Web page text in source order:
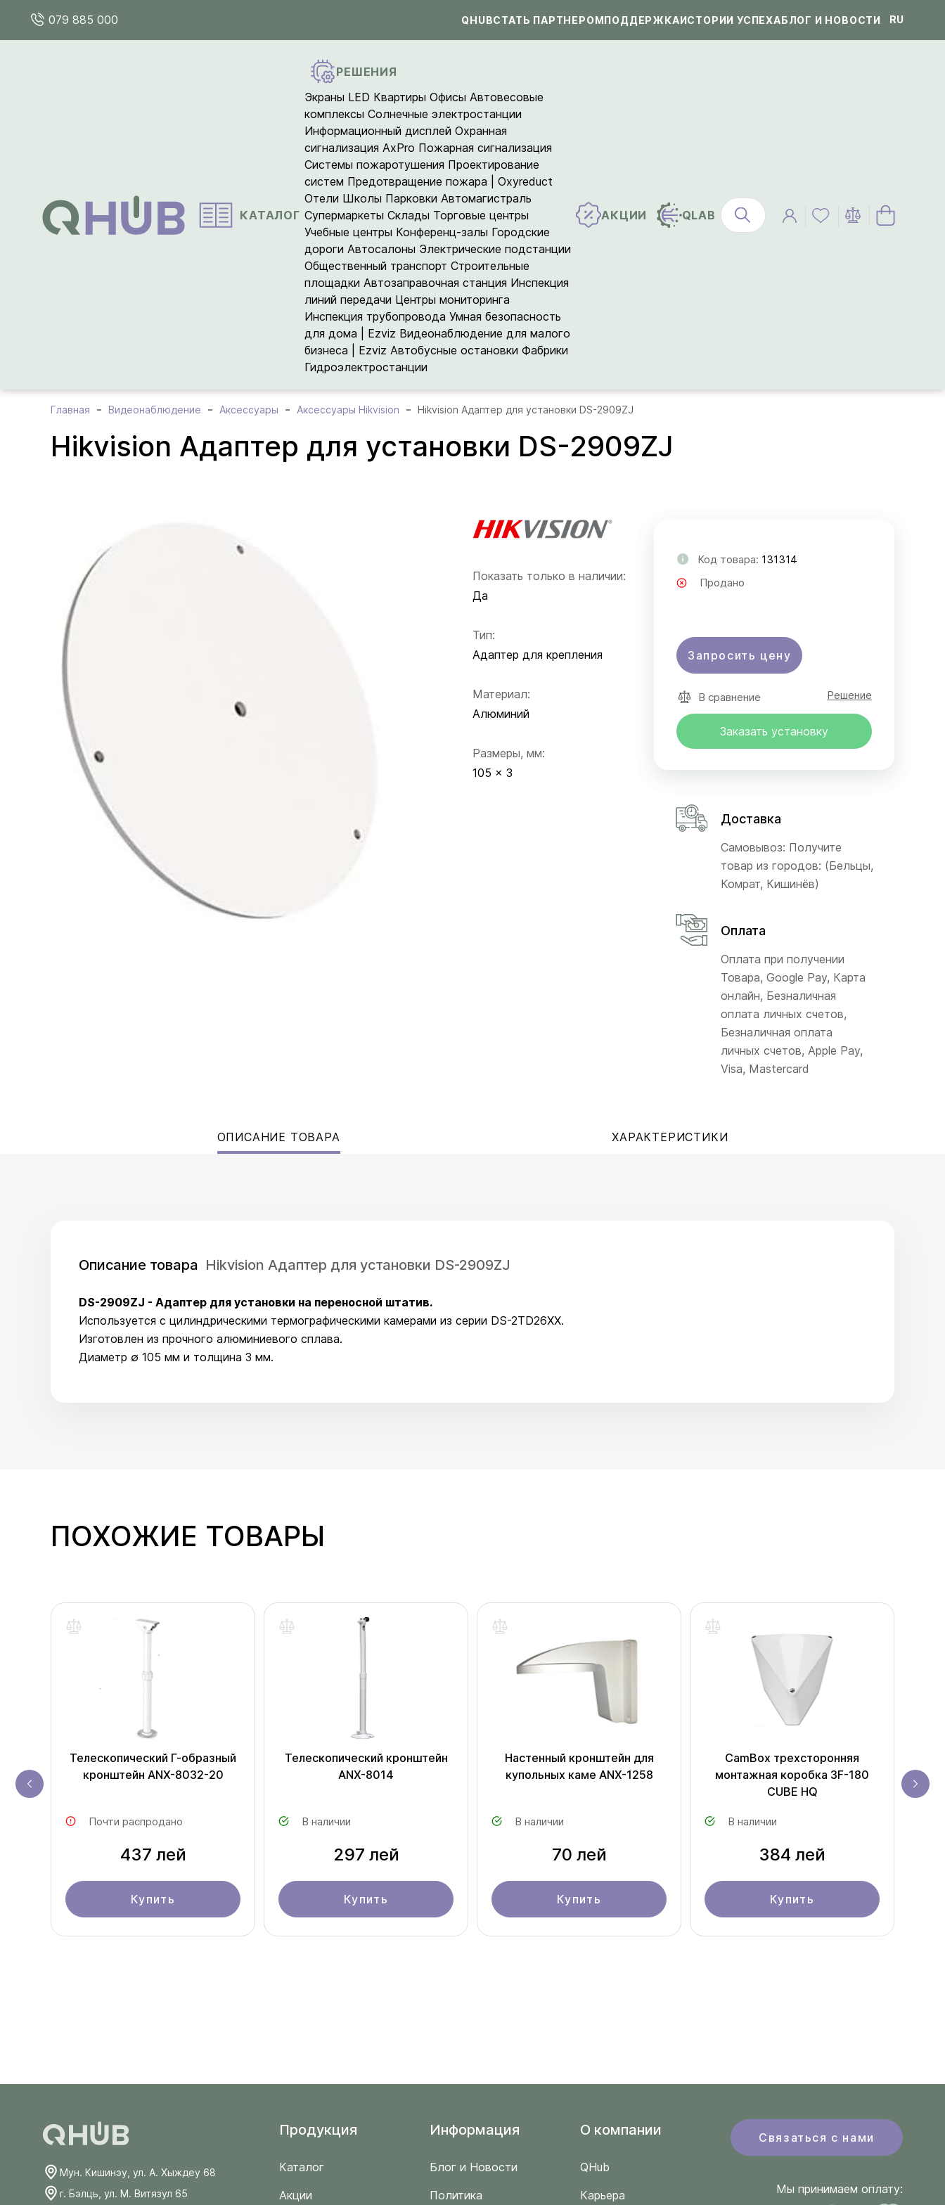
079 885 000 QHUBСТАТЬ ПАРТНЕРОМПОДДЕРЖКАИСТОРИИ УСПЕХАБЛОГ И НОВОСТИ RU
КАТАЛОГ
РЕШЕНИЯ
Экраны LED Квартиры Офисы Автовесовые
комплексыСолнечные электростанции
Информационный дисплей Охранная
сигнализация AxPro Пожарная сигнализация
Системы пожаротушения Проектирование
систем Предотвращение пожара | Oxyreduct
Отели Школы Парковки Автомагистраль
Супермаркеты Склады Торговые центры
Учебные центры Конференц-залы Городские
дороги Автосалоны Электрические подстанции
Общественный транспорт Строительные
площадки Автозаправочная станция Инспекция
линий передачи Центры мониторинга
Инспекция трубопровода Умная безопасность
для дома | Ezviz Видеонаблюдение для малого
бизнеса | Ezviz Автобусные остановки Фабрики
Гидроэлектростанции
АКЦИИ QLAB
Главная Видеонаблюдение Аксессуары Аксессуары Hikvision Hikvision Адаптер для установки DS-2909ZJ
Hikvision Адаптер для установки DS-2909ZJ
Показать только в наличии:
Да
Тип:
Адаптер для крепления
Материал:
Алюминий
Размеры, мм:
105 x 3
Код товара: 131314
Продано
Запросить цену
В сравнение Решение
Заказать установку
Доставка
Самовывоз: Получите
товар из городов: (Бельцы,
Комрат, Кишинёв)
Оплата
Оплата при получении
Товара, Google Pay, Карта
онлайн, Безналичная
оплата личных счетов,
Безналичная оплата
личных счетов, Apple Pay,
Visa, Mastercard
ОПИСАНИЕ ТОВАРА ХАРАКТЕРИСТИКИ
Описание товара Hikvision Адаптер для установки DS-2909ZJ
DS-2909ZJ - Адаптер для установки на переносной штатив.
Используется с цилиндрическими термографическими камерами из серии DS-2TD26ХХ.
Изготовлен из прочного алюминиевого сплава.
Диаметр ∅ 105 мм и толщина 3 мм.
ПОХОЖИЕ ТОВАРЫ
Телескопический Г-образный
кронштейн ANX-8032-20
Почти распродано
437 лей
Купить
Телескопический кронштейн
ANX-8014
В наличии
297 лей
Купить
Настенный кронштейн для
купольных каме ANX-1258
В наличии
70 лей
Купить
CamBox трехсторонняя
монтажная коробка 3F-180
CUBE HQ
В наличии
384 лей
Купить
Мун. Кишинэу, ул. А. Хыждеу 68
г. Бэлць, ул. М. Витязул 65
Продукция
Каталог
Акции
Информация
Блог и Новости
Политика
O компании
QHub
Карьера
Связаться с нами
Мы принимаем оплату: